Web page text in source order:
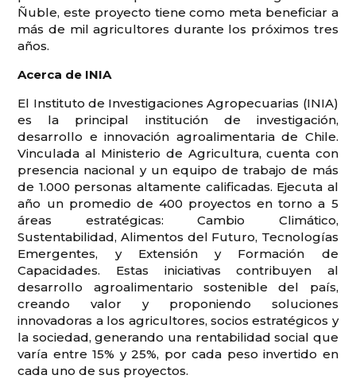
Ñuble, este proyecto tiene como meta beneficiar a
más de mil agricultores durante los próximos tres
años.
Acerca de INIA
El Instituto de Investigaciones Agropecuarias (INIA)
es la principal institución de investigación,
desarrollo e innovación agroalimentaria de Chile.
Vinculada al Ministerio de Agricultura, cuenta con
presencia nacional y un equipo de trabajo de más
de 1.000 personas altamente calificadas. Ejecuta al
año un promedio de 400 proyectos en torno a 5
áreas estratégicas: Cambio Climático,
Sustentabilidad, Alimentos del Futuro, Tecnologías
Emergentes, y Extensión y Formación de
Capacidades. Estas iniciativas contribuyen al
desarrollo agroalimentario sostenible del país,
creando valor y proponiendo soluciones
innovadoras a los agricultores, socios estratégicos y
la sociedad, generando una rentabilidad social que
varía entre 15% y 25%, por cada peso invertido en
cada uno de sus proyectos.